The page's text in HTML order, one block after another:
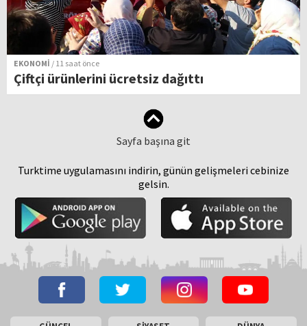
EKONOMİ / 11 saat önce
Çiftçi ürünlerini ücretsiz dağıttı
Sayfa başına git
Turktime uygulamasını indirin, günün gelişmeleri cebinize
gelsin.